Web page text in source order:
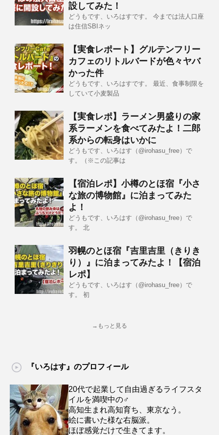
設してみた！
どうもです、いろはすです。 今までは法人口座
は住信SBIネッ
【実食レポート】グルテンフリー
カフェのリトルバードが色々ヤバ
かった件
どうもです、いろはすです。 最近、食事制限を
していて小麦製品
【実食レポ】ラーメン男盛りの家
系ラーメンを食べてみたよ！二郎
系からの転身はいかに
どうもです、いろはす（@irohasu_free）で
す。（※この記事は
【宿泊レポ】小樽のとほ宿『小さ
な旅の博物館』に泊まってみた
よ！
どうもです、いろはす（@irohasu_free）で
す。 北
羽幌のとほ宿『吉里吉里（きりき
り）』に泊まってみたよ！【宿泊
レポ】
どうもです、いろはす（@irohasu_free）で
す。 初
→もっと見る
『いろはす』のプロフィール
20代で起業して自由過ぎるライフスタ
イルを満喫中の♂
高知生まれ高知育ち、東京なう。
絵に書いた様な右脳派。
ほぼ感覚だけで生きてます。